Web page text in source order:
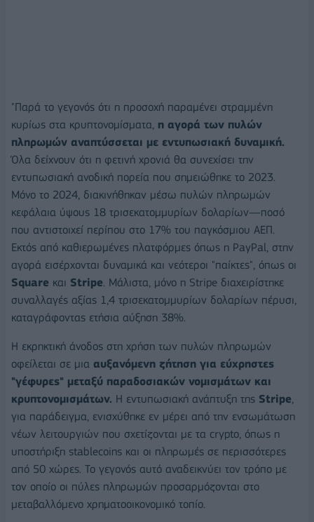
"Παρά το γεγονός ότι η προσοχή παραμένει στραμμένη
κυρίως στα κρυπτονομίσματα, η αγορά των πυλών
πληρωμών αναπτύσσεται με εντυπωσιακή δυναμική.
Όλα δείχνουν ότι η φετινή χρονιά θα συνεχίσει την
εντυπωσιακή ανοδική πορεία που σημειώθηκε το 2023.
Μόνο το 2024, διακινήθηκαν μέσω πυλών πληρωμών
κεφάλαια ύψους 18 τρισεκατομμυρίων δολαρίων—ποσό
που αντιστοιχεί περίπου στο 17% του παγκόσμιου ΑΕΠ.
Εκτός από καθιερωμένες πλατφόρμες όπως η PayPal, στην
αγορά εισέρχονται δυναμικά και νεότεροι "παίκτες", όπως οι
Square και Stripe. Μάλιστα, μόνο η Stripe διαχειρίστηκε
συναλλαγές αξίας 1,4 τρισεκατομμυρίων δολαρίων πέρυσι,
καταγράφοντας ετήσια αύξηση 38%.
Η εκρηκτική άνοδος στη χρήση των πυλών πληρωμών
οφείλεται σε μια αυξανόμενη ζήτηση για εύχρηστες
"γέφυρες" μεταξύ παραδοσιακών νομισμάτων και
κρυπτονομισμάτων. Η εντυπωσιακή ανάπτυξη της Stripe,
για παράδειγμα, ενισχύθηκε εν μέρει από την ενσωμάτωση
νέων λειτουργιών που σχετίζονται με τα crypto, όπως η
υποστήριξη stablecoins και οι πληρωμές σε περισσότερες
από 50 χώρες. Το γεγονός αυτό αναδεικνύει τον τρόπο με
τον οποίο οι πύλες πληρωμών προσαρμόζονται στο
μεταβαλλόμενο χρηματοοικονομικό τοπίο.